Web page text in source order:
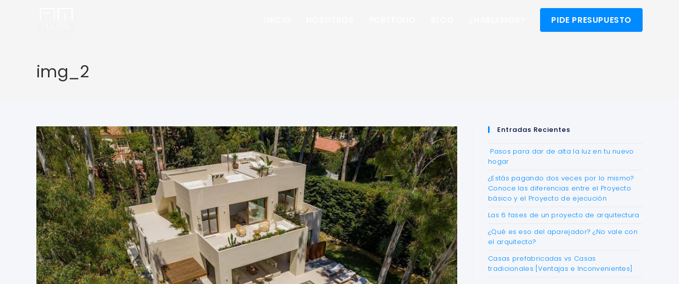
PIDE PRESUPUESTO
img_2
Entradas Recientes
Pasos para dar de alta la luz en tu nuevo
hogar
¿Estás pagando dos veces por lo mismo?
Conoce las diferencias entre el Proyecto
básico y el Proyecto de ejecución
Las 6 fases de un proyecto de arquitectura
¿Qué es eso del aparejador? ¿No vale con
el arquitecto?
Casas prefabricadas vs Casas
tradicionales [Ventajas e Inconvenientes]